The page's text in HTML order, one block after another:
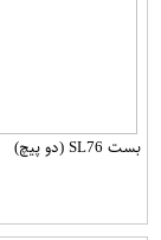
بست SL76 (دو پیچ)